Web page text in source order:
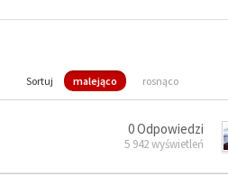
Sortuj malejąco rosnąco
0 Odpowiedzi
5 942 wyświetleń